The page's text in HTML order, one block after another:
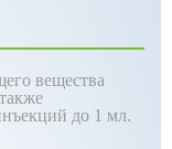
вещества
до 1 мл.